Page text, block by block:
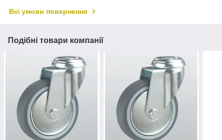
Всі умови повернення
Подібні товари компанії